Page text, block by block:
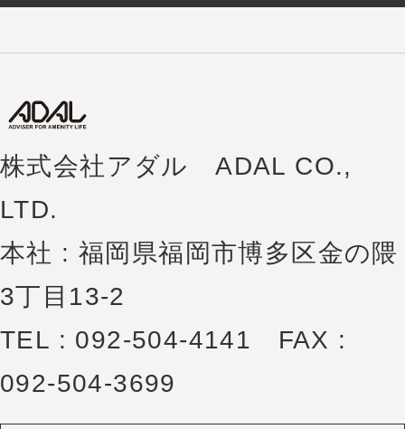
株式会社アダル ADAL CO.,
LTD.
本社 : 福岡県福岡市博多区金の隈
3丁目13-2
TEL : 092-504-4141 FAX :
092-504-3699